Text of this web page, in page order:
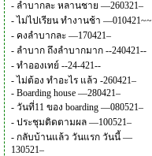
- ลำบากละ หลานชาย —260321–
- ไม่ไปเรียน ทำงานช้า —010421~~
- คงลำบากละ —170421–
- ลำบาก ถึงลำบากมาก --240421--
- ทำอองเทย์ --24-421--
- ไม่ต้อง ทำอะไร แล้ว -260421–
- Boarding house —280421–
- วันที่11 ของ boarding —080521–
- ประชุมติดตามผล —100521–
- กลับบ้านแล้ว วันแรก วันนี้ —
130521–